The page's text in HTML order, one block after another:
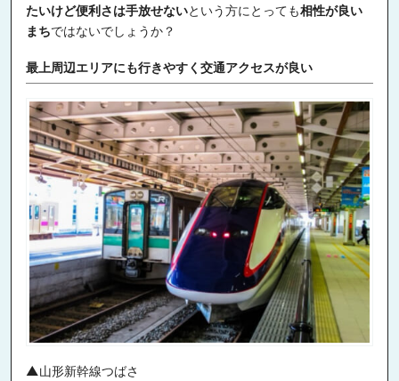
たいけど便利さは手放せないという方にとっても相性が良い
まちではないでしょうか？
最上周辺エリアにも行きやすく交通アクセスが良い
▲山形新幹線つばさ